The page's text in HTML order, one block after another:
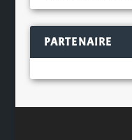
PARTENAIRE